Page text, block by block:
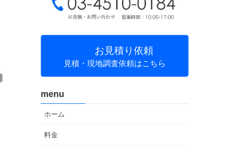
お見積り依頼
見積・現地調査依頼はこちら
menu
ホーム
料金